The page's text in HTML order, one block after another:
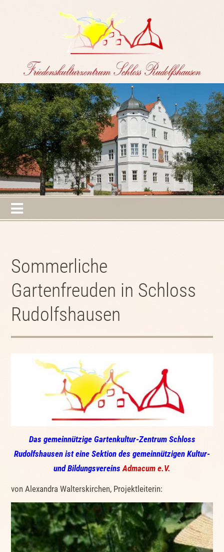
Sommerliche
Gartenfreuden in Schloss
Rudolfshausen
Das gemeinnützige Gartenkultur-Zentrum Schloss
Rudolfshausen ist eine Sektion des gemeinnützigen Kultur-
und BildungsvereinsAdmacum e.V.
von Alexandra Walterskirchen, Projektleiterin: